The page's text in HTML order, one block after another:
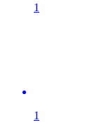
1
1